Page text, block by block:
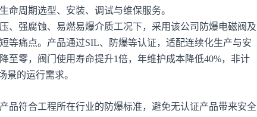
命周期选型、安装、调试与维保服务。
、强腐蚀、易燃易爆介质工况下，采用该公司防爆电磁阀及
等痛点。产品通过SIL、防爆等认证，适配连续化生产与安
至零，阀门使用寿命提升1倍，年维护成本降低40%，非计
景的运行需求。
品符合工程所在行业的防爆标准，避免无认证产品带来安全